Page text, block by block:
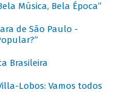
Música, Bela Época”
de São Paulo -
Brasileira
Lobos: Vamos todos